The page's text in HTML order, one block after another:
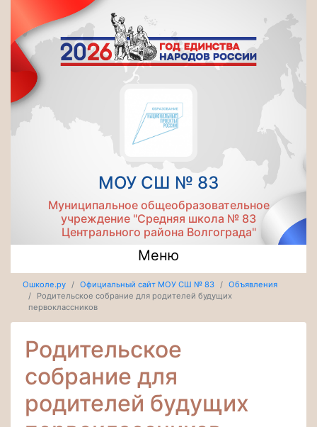
МОУ СШ № 83
Муниципальное общеобразовательное
учреждение "Средняя школа № 83
Центрального района Волгограда"
Меню
Ошколе.ру Официальный сайт МОУ СШ № 83
Объявления
Родительское собрание для родителей будущих
первоклассников
Родительское
собрание для
родителей будущих